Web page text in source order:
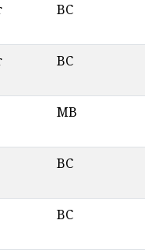
BC
BC
MB
BC
BC